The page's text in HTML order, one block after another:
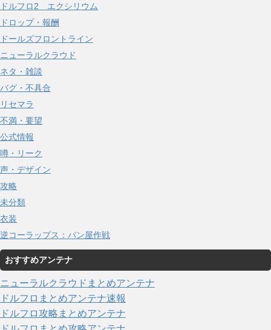
ドルフロ2 エクシリウム
ドロップ・報酬
ドールズフロントライン
ニューラルクラウド
ネタ・雑談
バグ・不具合
リセマラ
不満・要望
公式情報
噂・リーク
声・デザイン
攻略
未分類
衣装
逆コーラップス：パン屋作戦
おすすめアンテナ
ニューラルクラウドまとめアンテナ
ドルフロまとめアンテナ速報
ドルフロ攻略まとめアンテナ